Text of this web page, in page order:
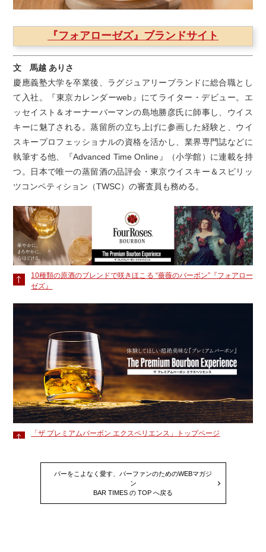
『フォアローゼズ』ブランドサイト
文 馬越 ありさ
慶應義塾大学を卒業後、ラグジュアリーブランドに総合職とし
て入社。『東京カレンダーweb』にてライター・デビュー。エ
ッセイスト＆オーナーバーマンの島地勝彦氏に師事し、ウイス
キーに魅了される。蒸留所の立ち上げに参画した経験と、ウイ
スキープロフェッショナルの資格を活かし、業界専門誌などに
執筆する他、『Advanced Time Online』（小学館）に連載を持
つ。日本で唯一の蒸留酒の品評会・東京ウイスキー＆スピリッ
ツコンペティション（TWSC）の審査員も務める。
10種類の原酒のブレンドで咲きほこる “薔薇のバーボン”『フォアロー
ゼズ』
「ザ プレミアムバーボン エクスペリエンス」トップページ
バーをこよなく愛す、バーファンのためのWEBマガジ
ン
BAR TIMES の TOP へ戻る